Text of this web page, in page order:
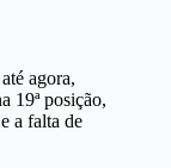
agora,
19ª posição,
a falta de